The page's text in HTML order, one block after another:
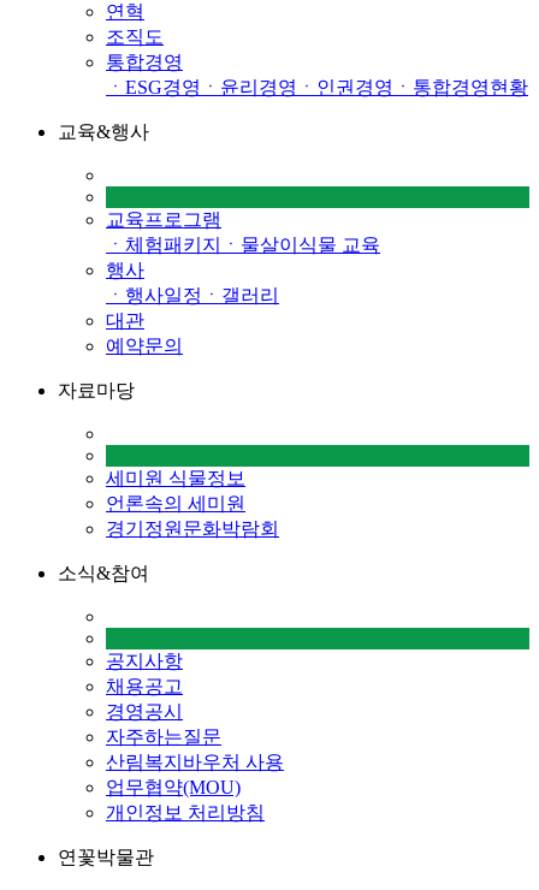
연혁
조직도
통합경영
ㆍESG경영 ㆍ윤리경영 ㆍ인권경영 ㆍ통합경영현황
교육&행사
교육프로그램
ㆍ체험패키지
ㆍ물살이식물 교육
행사
ㆍ행사일정 ㆍ갤러리
대관
예약문의
자료마당
세미원 식물정보
언론속의 세미원
경기정원문화박람회
소식&참여
공지사항
채용공고
경영공시
자주하는질문
산림복지바우처 사용
업무협약(MOU)
개인정보 처리방침
연꽃박물관